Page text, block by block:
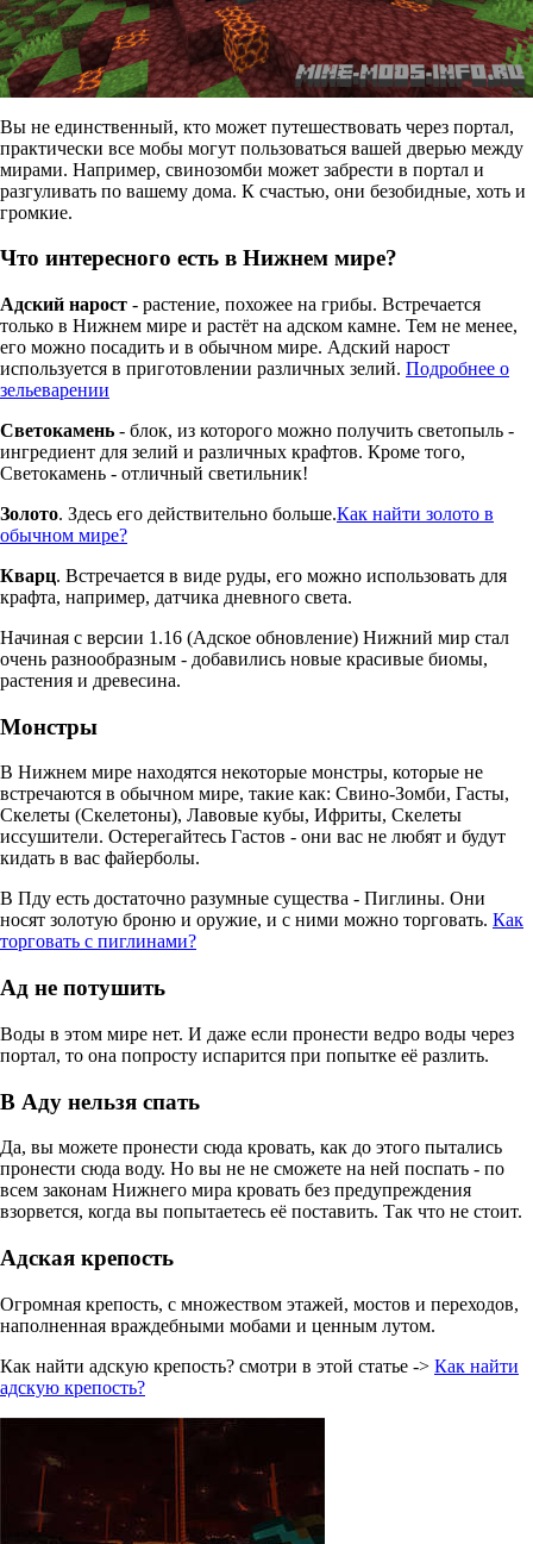
Вы не единственный, кто может путешествовать через портал,
практически все мобы могут пользоваться вашей дверью между
мирами. Например, свинозомби может забрести в портал и
разгуливать по вашему дома. К счастью, они безобидные, хоть и
громкие.
Что интересного есть в Нижнем мире?
Адский нарост - растение, похожее на грибы. Встречается
только в Нижнем мире и растёт на адском камне. Тем не менее,
его можно посадить и в обычном мире. Адский нарост
используется в приготовлении различных зелий. Подробнее о
зельеварении
Светокамень - блок, из которого можно получить светопыль -
ингредиент для зелий и различных крафтов. Кроме того,
Светокамень - отличный светильник!
Золото. Здесь его действительно больше.Как найти золото в
обычном мире?
Кварц. Встречается в виде руды, его можно использовать для
крафта, например, датчика дневного света.
Начиная с версии 1.16 (Адское обновление) Нижний мир стал
очень разнообразным - добавились новые красивые биомы,
растения и древесина.
Монстры
В Нижнем мире находятся некоторые монстры, которые не
встречаются в обычном мире, такие как: Свино-Зомби, Гасты,
Скелеты (Скелетоны), Лавовые кубы, Ифриты, Скелеты
иссушители. Остерегайтесь Гастов - они вас не любят и будут
кидать в вас файерболы.
В Пду есть достаточно разумные существа - Пиглины. Они
носят золотую броню и оружие, и с ними можно торговать. Как
торговать с пиглинами?
Ад не потушить
Воды в этом мире нет. И даже если пронести ведро воды через
портал, то она попросту испарится при попытке её разлить.
В Аду нельзя спать
Да, вы можете пронести сюда кровать, как до этого пытались
пронести сюда воду. Но вы не не сможете на ней поспать - по
всем законам Нижнего мира кровать без предупреждения
взорвется, когда вы попытаетесь её поставить. Так что не стоит.
Адская крепость
Огромная крепость, с множеством этажей, мостов и переходов,
наполненная враждебными мобами и ценным лутом.
Как найти адскую крепость? смотри в этой статье -> Как найти
адскую крепость?